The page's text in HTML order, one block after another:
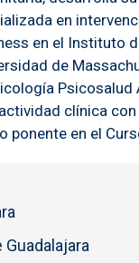
en
en el Instituto
de
clínica
en el